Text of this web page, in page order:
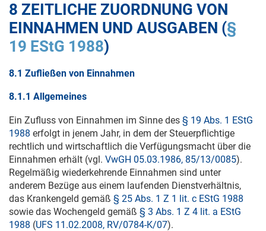
8 ZEITLICHE ZUORDNUNG VON
EINNAHMEN UND AUSGABEN (§
19 EStG 1988)
8.1 Zufließen von Einnahmen
8.1.1 Allgemeines
Ein Zufluss von Einnahmen im Sinne des § 19 Abs. 1 EStG
1988 erfolgt in jenem Jahr, in dem der Steuerpflichtige
rechtlich und wirtschaftlich die Verfügungsmacht über die
Einnahmen erhält (vgl. VwGH 05.03.1986, 85/13/0085).
Regelmäßig wiederkehrende Einnahmen sind unter
anderem Bezüge aus einem laufenden Dienstverhältnis,
das Krankengeld gemäß § 25 Abs. 1 Z 1 lit. c EStG 1988
sowie das Wochengeld gemäß § 3 Abs. 1 Z 4 lit. a EStG
1988 (UFS 11.02.2008, RV/0784-K/07).